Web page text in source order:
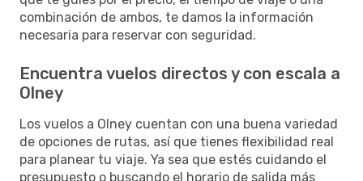
combinación de ambos, te damos la información
necesaria para reservar con seguridad.
Encuentra vuelos directos y con escala a
Olney
Los vuelos a Olney cuentan con una buena variedad
de opciones de rutas, así que tienes flexibilidad real
para planear tu viaje. Ya sea que estés cuidando el
presupuesto o buscando el horario de salida más